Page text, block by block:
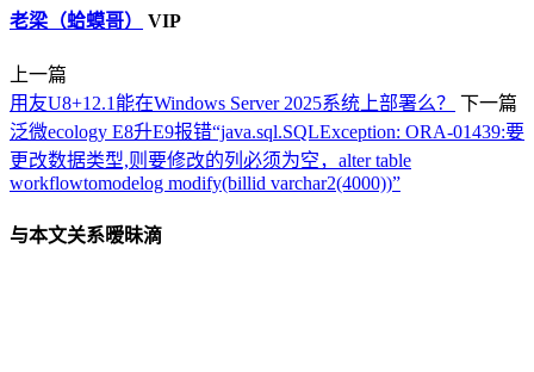
老梁（蛤蟆哥） VIP
上一篇
用友U8+12.1能在Windows Server 2025系统上部署么？
下一篇
泛微ecology E8升E9报错“java.sql.SQLException: ORA-01439:要
更改数据类型,则要修改的列必须为空，alter table
workflowtomodelog modify(billid varchar2(4000))”
与本文关系暧昧滴